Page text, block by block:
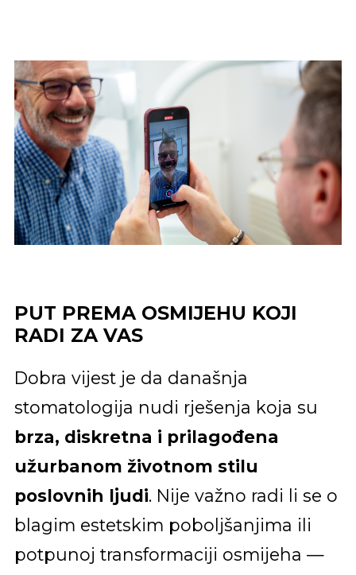
PUT PREMA OSMIJEHU KOJI
RADI ZA VAS
Dobra vijest je da današnja
stomatologija nudi rješenja koja su
brza, diskretna i prilagođena
užurbanom životnom stilu
poslovnih ljudi. Nije važno radi li se o
blagim estetskim poboljšanjima ili
potpunoj transformaciji osmijeha —